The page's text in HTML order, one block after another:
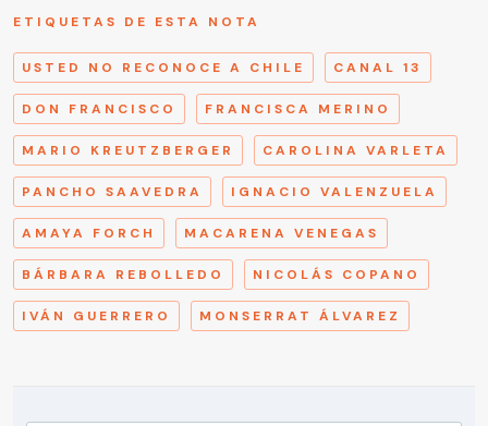
ETIQUETAS DE ESTA NOTA
USTED NO RECONOCE A CHILE CANAL 13
DON FRANCISCO FRANCISCA MERINO
MARIO KREUTZBERGER CAROLINA VARLETA
PANCHO SAAVEDRA IGNACIO VALENZUELA
AMAYA FORCH MACARENA VENEGAS
BÁRBARA REBOLLEDO NICOLÁS COPANO
IVÁN GUERRERO MONSERRAT ÁLVAREZ